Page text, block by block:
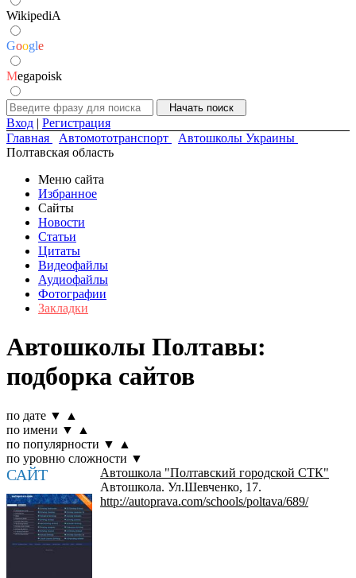
WikipediA
Google
Megapoisk
Вход | Регистрация
Главная
Автомототранспорт
Автошколы Украины
Полтавская область
Меню сайта
Избранное
Сайты
Новости
Статьи
Цитаты
Видеофайлы
Аудиофайлы
Фотографии
Закладки
Автошколы Полтавы:
подборка сайтов
по дате ▼
▲
по имени ▼
▲
по популярности ▼
▲
по уровню сложности ▼
САЙТ
Автошкола "Полтавский городской СТК"
Автошкола. Ул.Шевченко, 17.
http://autoprava.com/schools/poltava/689/